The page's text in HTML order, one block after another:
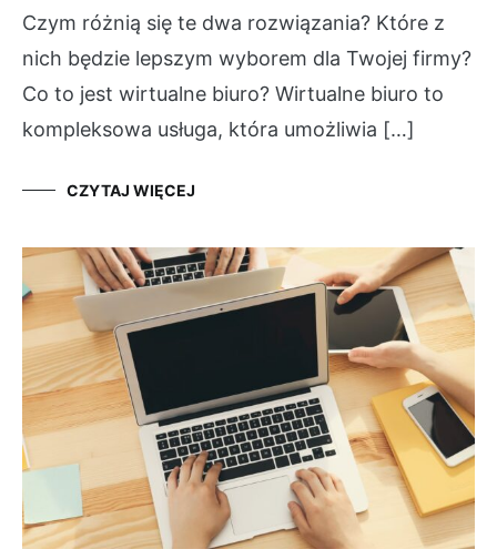
Czym różnią się te dwa rozwiązania? Które z
nich będzie lepszym wyborem dla Twojej firmy?
Co to jest wirtualne biuro? Wirtualne biuro to
kompleksowa usługa, która umożliwia […]
CZYTAJ WIĘCEJ